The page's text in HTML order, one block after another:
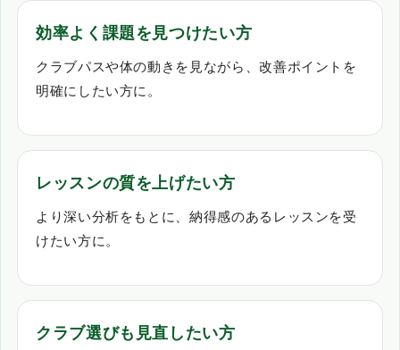
効率よく課題を見つけたい方
クラブパスや体の動きを見ながら、改善ポイントを
明確にしたい方に。
レッスンの質を上げたい方
より深い分析をもとに、納得感のあるレッスンを受
けたい方に。
クラブ選びも見直したい方